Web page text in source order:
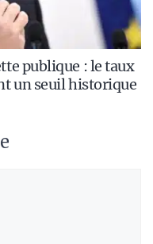
publique : le taux
un seuil historique